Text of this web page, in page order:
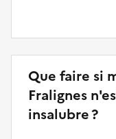
Que faire si
Fralignes
insalubre ?